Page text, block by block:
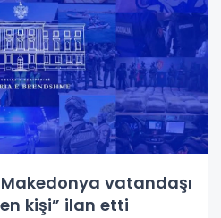
vatandaşı
kişi” ilan etti